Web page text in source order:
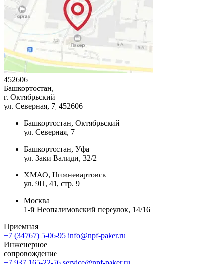
452606
Башкортостан,
г. Октябрьский
ул. Северная, 7, 452606
Башкортостан, Октябрьский
ул. Северная, 7
Башкортостан, Уфа
ул. Заки Валиди, 32/2
ХМАО, Нижневартовск
ул. 9П, 41, стр. 9
Москва
1-й Неопалимовский переулок, 14/16
Приемная
+7 (34767) 5-06-95 info@npf-paker.ru
Инженерное
сопровождение
+7 937 165-22-76 service@npf-paker.ru